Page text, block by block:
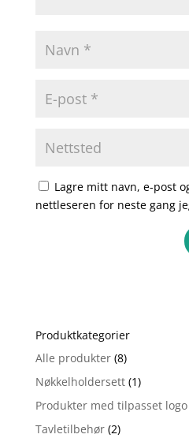
Lagre mitt navn, e-post
nettleseren for neste gang
r
n
a
i
v
Produktkategorier
Alle produkter (8)
Nøkkelholdersett (1)
Produkter med tilpasset logo
Tavletilbehør (2)